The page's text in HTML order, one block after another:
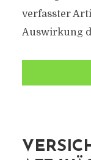
verfasster
Auswirkung